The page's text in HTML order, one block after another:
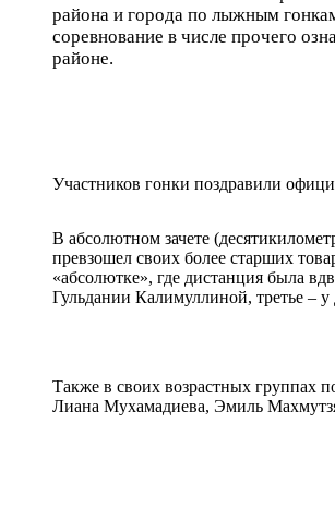
района и города по лыжным
соревнование в числе прочего
районе.
Участников гонки поздравили
В абсолютном зачете
превзошел своих более старших
«абсолютке», где дистанция была
Гульдании Калимуллиной, третье –
Также в своих возрастных
Лиана Мухамадиева, Эмиль